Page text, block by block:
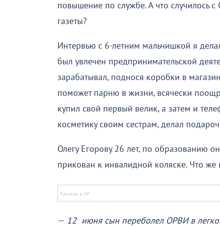
повышение по службе. А что случилось
газеты?
Интервью с 6-летним мальчишкой я
был увлечен предпринимательской
зарабатывал, поднося коробки в
поможет парню в жизни, всячески
купил свой первый велик, а затем и
косметику своим сестрам, делал
Олегу Егорову 26 лет, по образованию
прикован к инвалидной коляске. Что
— 12 июня сын переболел ОРВИ в